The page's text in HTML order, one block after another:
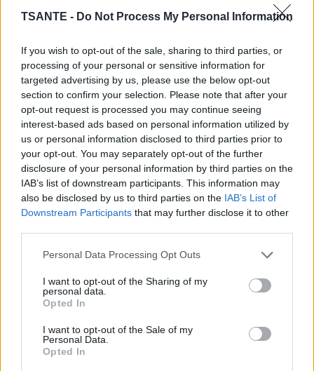
TSANTE - Do Not Process My Personal Information
If you wish to opt-out of the sale, sharing to third parties, or
processing of your personal or sensitive information for
targeted advertising by us, please use the below opt-out
section to confirm your selection. Please note that after your
opt-out request is processed you may continue seeing
interest-based ads based on personal information utilized by
us or personal information disclosed to third parties prior to
your opt-out. You may separately opt-out of the further
disclosure of your personal information by third parties on the
IAB’s list of downstream participants. This information may
also be disclosed by us to third parties on the IAB’s List of
Downstream Participants that may further disclose it to other
Personal Data Processing Opt Outs
I want to opt-out of the Sharing of my
personal data.
Opted In
I want to opt-out of the Sale of my
Personal Data.
Opted In
Vous pouvez mélanger et combiner ces aliments et d’autres dans votre
plan de repas quotidien.Ce ne sont que de suggestions afin de vous
aider à démarrer.
• Une pomme golden de taille moyenne
• Dinde hachée
• Mangez des protéines et des légumes
• Poulet / dinde maigre
• De l’huile d’olive extra vierge pour faire la cuisine
• Salade d’épinards / huile d’olive
• Des brocolis cuits